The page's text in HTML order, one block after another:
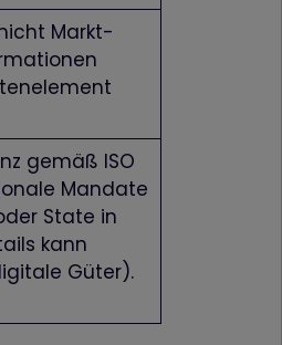
Markt-
gemäß ISO
Mandate
State in
kann
Güter).